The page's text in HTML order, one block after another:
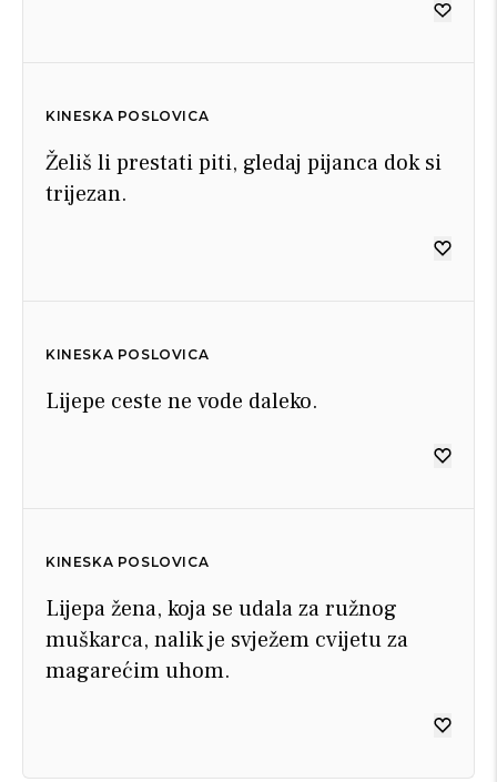
KINESKA POSLOVICA
Želiš li prestati piti, gledaj pijanca dok si
trijezan.
KINESKA POSLOVICA
Lijepe ceste ne vode daleko.
KINESKA POSLOVICA
Lijepa žena, koja se udala za ružnog
muškarca, nalik je svježem cvijetu za
magarećim uhom.